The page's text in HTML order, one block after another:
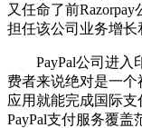
又任命了前Razorpay
担任该公司业务增长
PayPal公司进入
费者来说绝对是一
应用就能完成国际支
PayPal支付服务覆盖